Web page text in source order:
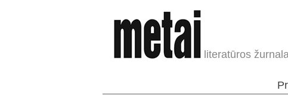
literatūros